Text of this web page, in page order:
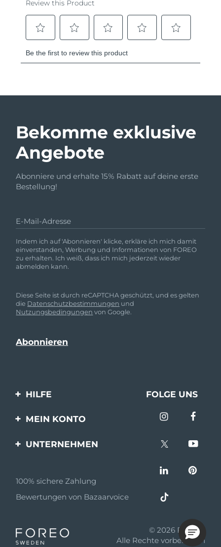
Bekomme exklusive
Angebote
Abonniere und erhalte 15% Rabatt auf deine erste
Bestellung!
E-Mail-Adresse
Indem ich auf 'Abonnieren' klicke, erkläre ich mich damit
einverstanden, Werbung und Informationen von FOREO
zu erhalten. Ich weiß, dass ich mich jederzeit wieder
abmelden kann.
Diese Seite ist durch reCAPTCHA geschützt, und es gelten
die Datenschutzbestimmungen und
Nutzungsbedingungen von Google.
HILFE
Kontaktiere uns
FOLGE UNS
MEIN KONTO
UNTERNEHMEN
Partnerprogramm
Partner Nachrichten
Einzelhändler
100% sichere Zahlung
Bewertungen von Bazaarvoice
© 2026 FOREO
Alle Rechte vorbehalten